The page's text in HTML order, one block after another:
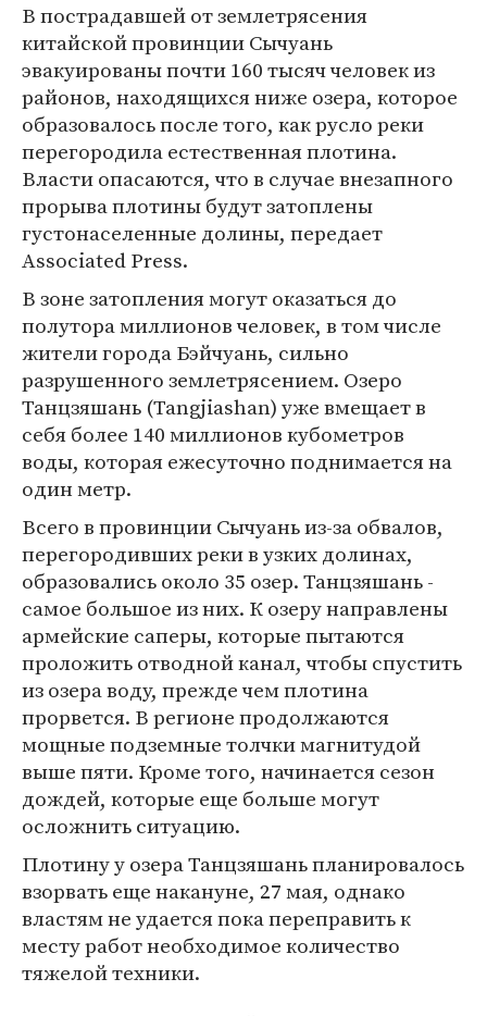
В пострадавшей от землетрясения
китайской провинции Сычуань
эвакуированы почти 160 тысяч человек из
районов, находящихся ниже озера, которое
образовалось после того, как русло реки
перегородила естественная плотина.
Власти опасаются, что в случае внезапного
прорыва плотины будут затоплены
густонаселенные долины, передает
Associated Press.
В зоне затопления могут оказаться до
полутора миллионов человек, в том числе
жители города Бэйчуань, сильно
разрушенного землетрясением. Озеро
Танцзяшань (Tangjiashan) уже вмещает в
себя более 140 миллионов кубометров
воды, которая ежесуточно поднимается на
один метр.
Всего в провинции Сычуань из-за обвалов,
перегородивших реки в узких долинах,
образовались около 35 озер. Танцзяшань -
самое большое из них. К озеру направлены
армейские саперы, которые пытаются
проложить отводной канал, чтобы спустить
из озера воду, прежде чем плотина
прорвется. В регионе продолжаются
мощные подземные толчки магнитудой
выше пяти. Кроме того, начинается сезон
дождей, которые еще больше могут
осложнить ситуацию.
Плотину у озера Танцзяшань планировалось
взорвать еще накануне, 27 мая, однако
властям не удается пока переправить к
месту работ необходимое количество
тяжелой техники.